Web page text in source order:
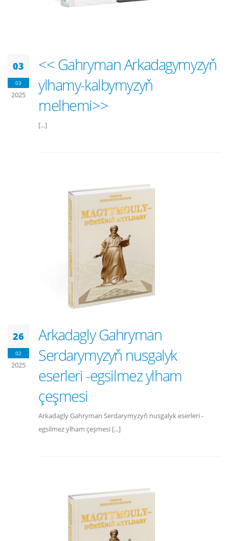
03
03
2025
<< Gahryman Arkadagymyzyň
ylhamy-kalbymyzyň
melhemi>>
[...]
26
02
2025
Arkadagly Gahryman
Serdarymyzyň nusgalyk
eserleri -egsilmez ylham
çeşmesi
Arkadagly Gahryman Serdarymyzyň nusgalyk eserleri -
egsilmez ylham çeşmesi [...]